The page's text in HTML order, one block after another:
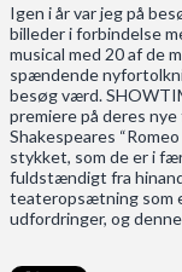
Igen i år var jeg på
billeder i forbindelse
musical med 20 af de
spændende
besøg værd.
premiere på deres
Shakespeares
stykket, som de er i
fuldstændigt fra
teateropsætning som
udfordringer, og